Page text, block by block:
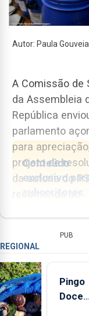
Autor: Paula Gouveia
A Comissão de
da Assembleia
República
parlamento
para
projeto de
da autoria do PS, que
estudo
causas da maior
Conteúdo
exclusivo
subscritores.
custa menos
dia!
Inclui acesso à
totalidade das
PUB
REGIONAL
Pingo
Doce